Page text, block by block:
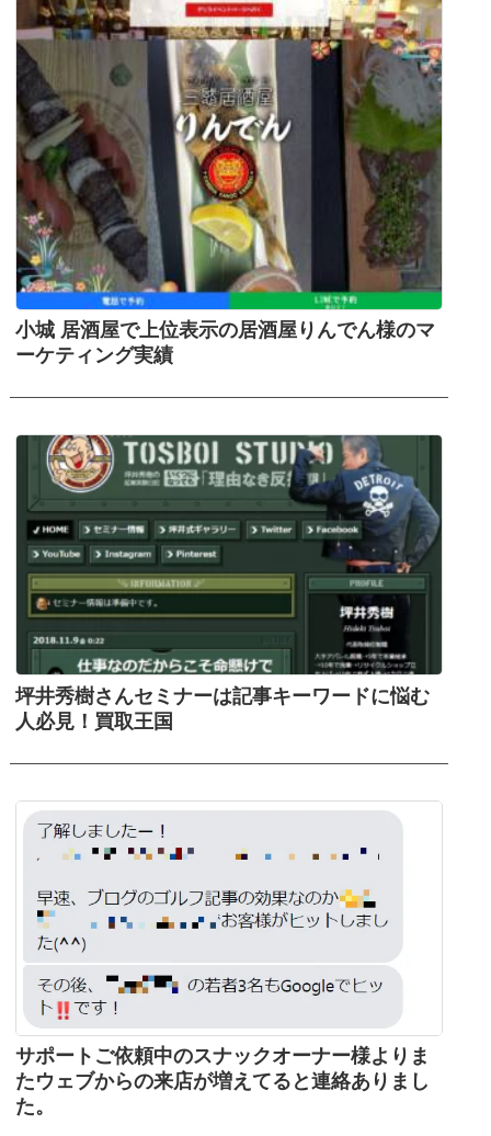
小城 居酒屋で上位表示の居酒屋りんでん様のマ
ーケティング実績
坪井秀樹さんセミナーは記事キーワードに悩む
人必見！買取王国
サポートご依頼中のスナックオーナー様よりま
たウェブからの来店が増えてると連絡ありまし
た。